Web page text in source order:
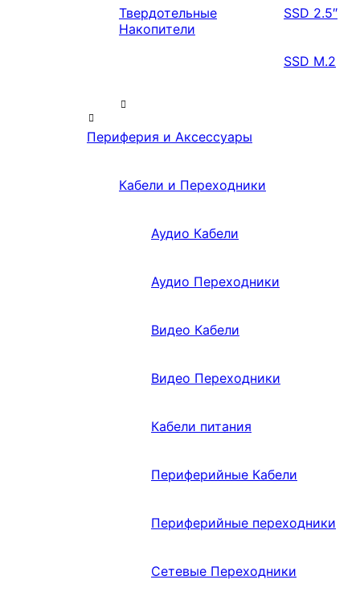
Твердотельные
Накопители
SSD 2.5″
SSD M.2
Периферия и Аксессуары
Кабели и Переходники
Аудио Кабели
Аудио Переходники
Видео Кабели
Видео Переходники
Кабели питания
Периферийные Кабели
Периферийные переходники
Сетевые Переходники